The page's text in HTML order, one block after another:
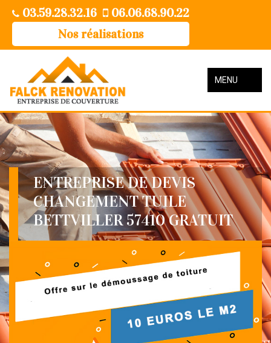
03.59.28.32.16
06.06.68.90.22
Nos réalisations
MENU
ENTREPRISE DE DEVIS
CHANGEMENT TUILE
BETTVILLER 57410 GRATUIT